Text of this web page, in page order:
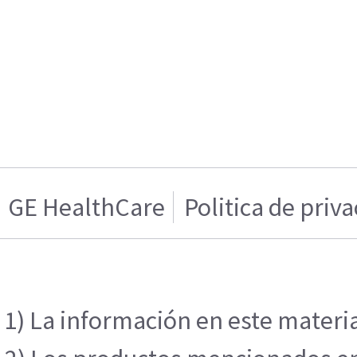
GE HealthCare Politica de
1) La información en este